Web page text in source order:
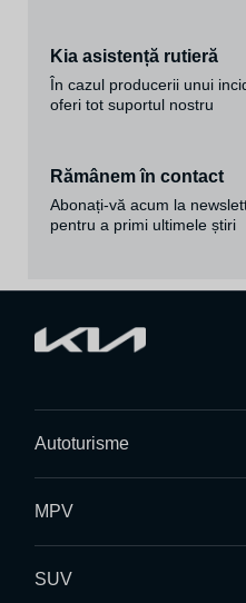
Kia asistență rutieră
În cazul producerii unui
oferi tot suportul nostru
Rămânem în contact
Abonați-vă acum la
pentru a primi ultimele știri
Autoturisme
MPV
SUV